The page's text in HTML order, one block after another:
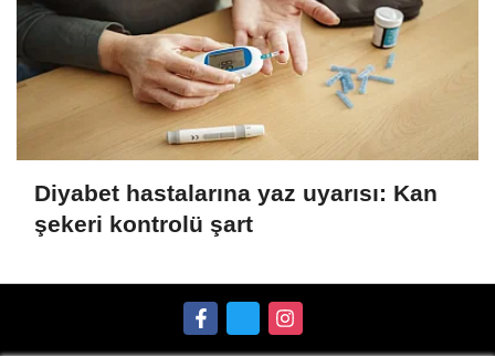
Diyabet hastalarına yaz uyarısı: Kan
şekeri kontrolü şart